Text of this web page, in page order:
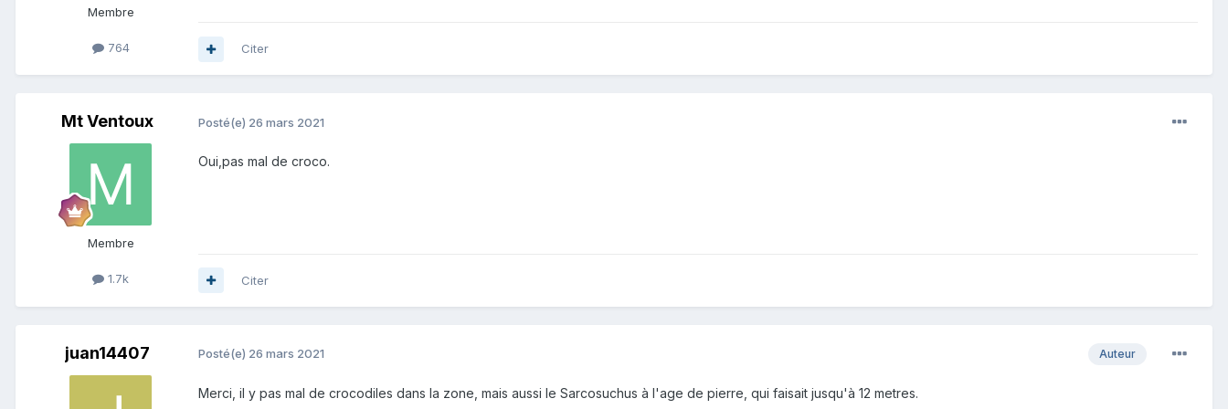
Membre
764 Citer
Mt Ventoux
Membre
1.7k
Posté(e) 26 mars 2021
Oui,pas mal de croco.
Citer
juan14407 Auteur
Posté(e) 26 mars 2021
Merci, il y pas mal de crocodiles dans la zone, mais aussi le Sarcosuchus à l'age de pierre, qui faisait jusqu'à 12 metres.